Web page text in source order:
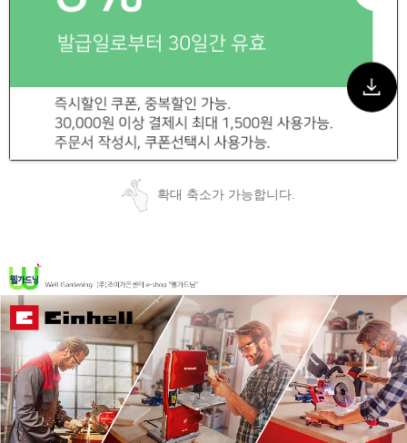
확대 축소가 가능합니다.